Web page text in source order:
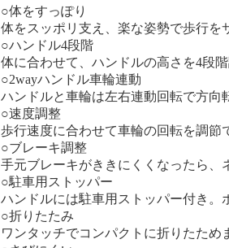
○体をすっぽり
体をスッポリ支え、楽な姿勢で歩行を
○ハンドル4段階
体に合わせて、ハンドルの高さを4段階
○2wayハンドル車輪連動
ハンドルと車輪は左右連動回転で方向
○速度調整
歩行速度に合わせて車輪の回転を調節
○ブレーキ調整
手元ブレーキがききにくくなったら、
○駐車用ストッパー
ハンドルには駐車用ストッパー付き。
○折りたたみ
ワンタッチでコンパクトに折りたため